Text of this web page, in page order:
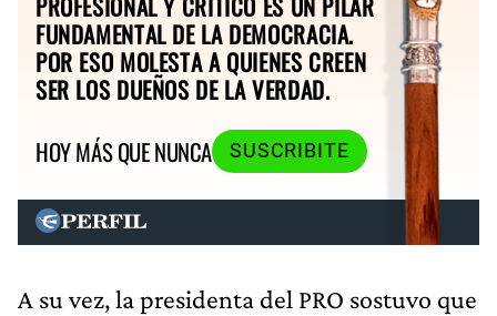
FUNDAMENTAL DE LA DEMOCRACIA.
POR ESO MOLESTA A QUIENES CREEN
SER LOS DUEÑOS DE LA VERDAD.
HOY MÁS QUE NUNCA
SUSCRIBITE
A su vez, la presidenta del PRO sostuvo que